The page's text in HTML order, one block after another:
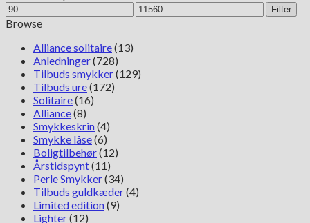
Mindste
pris
Højeste
pris
Filter
Browse
Alliance solitaire(13)
Anledninger(728)
Tilbuds smykker(129)
Tilbuds ure(172)
Solitaire(16)
Alliance(8)
Smykkeskrin(4)
Smykke låse(6)
Boligtilbehør(12)
Årstidspynt(11)
Perle Smykker(34)
Tilbuds guldkæder(4)
Limited edition(9)
Lighter(12)